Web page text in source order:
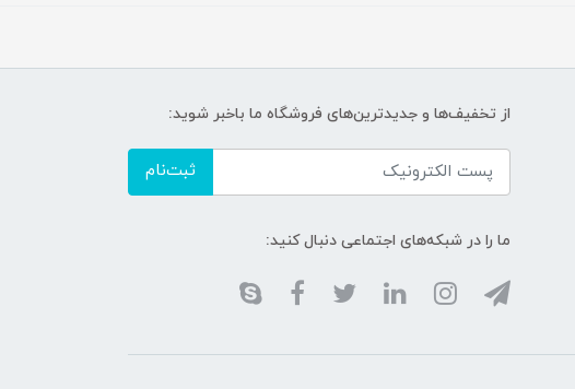
از تخفیف‌ها و جدیدترین‌های فروشگاه ما باخبر شوید:
ثبت‌نام
ما را در شبکه‌های اجتماعی دنبال کنید: